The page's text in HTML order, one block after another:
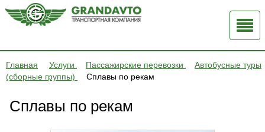
Главная Услуги Пассажирские перевозки
Автобусные туры
(сборные группы)
Сплавы по рекам
Сплавы по рекам